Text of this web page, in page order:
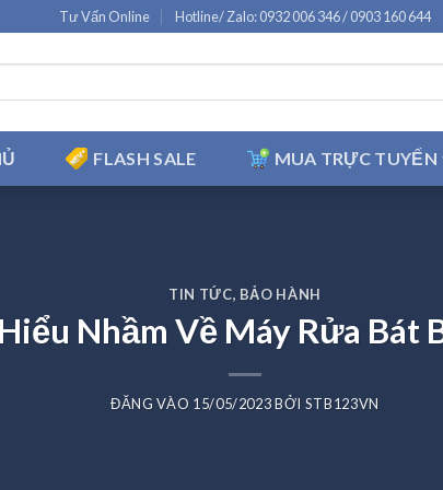
Tư Vấn Online Hotline/ Zalo: 0932 006 346 / 0903 160 644
FLASH SALE MUA TRỰC TUYẾN
TIN TỨC, BẢO HÀNH
Nhầm Về Máy Rửa Bát
ĐĂNG VÀO 15/05/2023BỞI STB123VN